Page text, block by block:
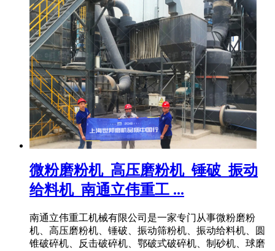
微粉磨粉机_高压磨粉机_锤破_振动
给料机_南通立伟重工 ...
南通立伟重工机械有限公司是一家专门从事微粉磨粉
机、高压磨粉机、锤破、振动筛粉机、振动给料机、圆
锥破碎机、反击破碎机、鄂破式破碎机、制砂机、球磨